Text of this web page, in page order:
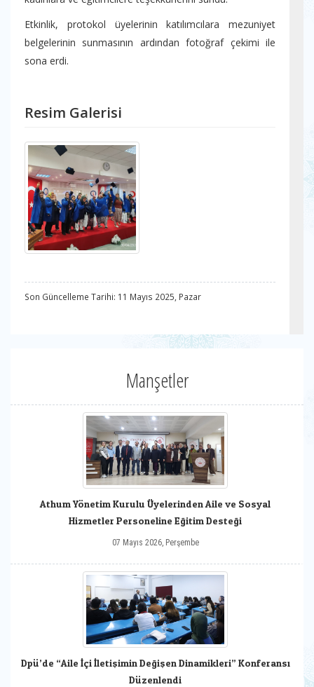
Etkinlik, protokol üyelerinin katılımcılara mezuniyet
belgelerinin sunmasının ardından fotoğraf çekimi ile
sona erdi.
Resim Galerisi
Son Güncelleme Tarihi: 11 Mayıs 2025, Pazar
Manşetler
Athum Yönetim Kurulu Üyelerinden Aile ve Sosyal
Hizmetler Personeline Eğitim Desteği
07 Mayıs 2026, Perşembe
Dpü’de “Aile İçi İletişimin Değişen Dinamikleri” Konferansı
Düzenlendi